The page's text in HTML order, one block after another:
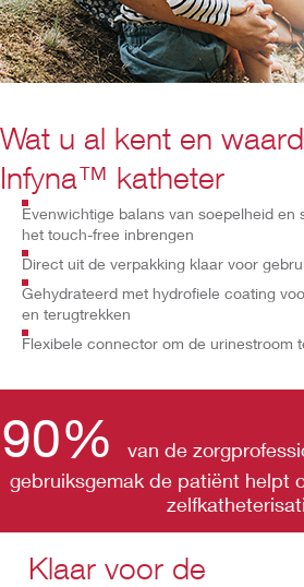
Wat u al kent en
Infyna™ katheter
Evenwichtige balans van soepelheid en
het touch-free inbrengen
Direct uit de verpakking klaar voor
Gehydrateerd met hydrofiele coating
en terugtrekken
Flexibele connector om de urinestroom
90%
van de
gebruiksgemak de patiënt helpt
Klaar voor de